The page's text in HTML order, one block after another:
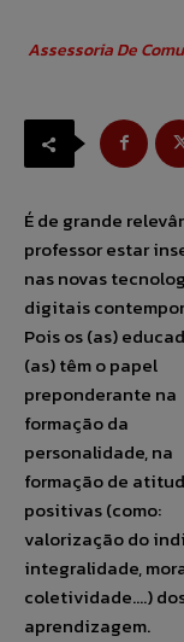
Assessoria De
É de grande
professor estar
nas novas
digitais
Pois os (as)
(as) têm o papel
preponderante na
formação da
personalidade, na
formação de
positivas (como:
valorização do
integralidade,
coletividade….)
aprendizagem.